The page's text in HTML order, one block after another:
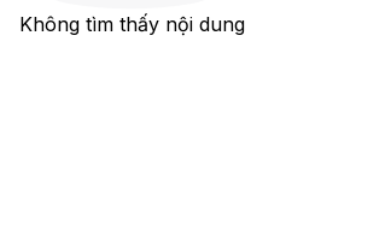
Không tìm thấy nội dung